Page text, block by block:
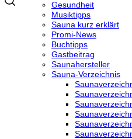
Gesundheit
Musiktipps
Sauna kurz erklärt
Promi-News
Buchtipps
Gastbeitrag
Saunahersteller
Sauna-Verzeichnis